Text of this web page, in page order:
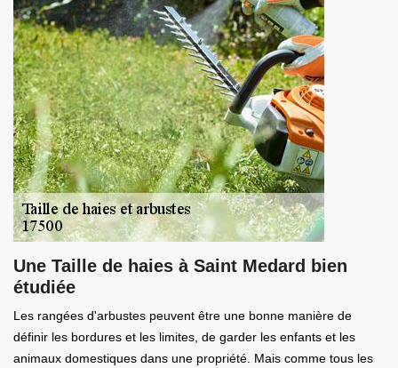
Une Taille de haies à Saint Medard bien
étudiée
Les rangées d'arbustes peuvent être une bonne manière de
définir les bordures et les limites, de garder les enfants et les
animaux domestiques dans une propriété. Mais comme tous les